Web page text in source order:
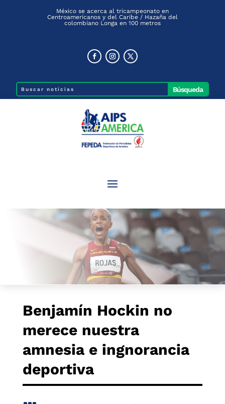
México se acerca al tricampeonato en
Centroamericanos y del Caribe / Hazaña del
colombiano Longa en 100 metros
Benjamín Hockin no
merece nuestra
amnesia e ingnorancia
deportiva